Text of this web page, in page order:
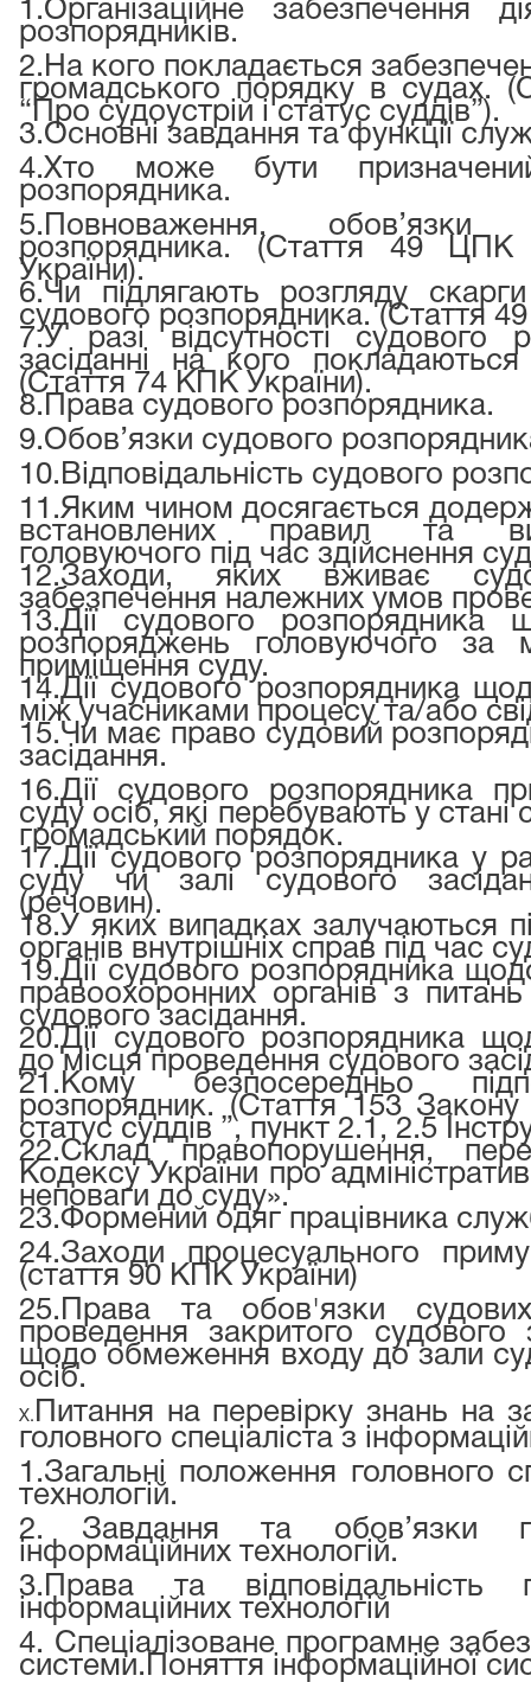
1.Організаційне забезпечення
розпорядників.
2. На кого покладається
громадського порядку в судах.
“Про судоустрій і статус суддів”).
3.Основні завдання та функції
4.Хто може бути
розпорядника.
5. Повноваження,
розпорядника. (Стаття 49
України).
6.Чи підлягають розгляду
судового розпорядника. (Стаття
7.У разі відсутності судового
засіданні на кого
(Стаття 74 КПК України).
8. Права судового розпорядника.
9.Обов’язки судового
10. Відповідальність судового
11.Яким чином досягається
встановлених правил та
головуючого під час здійснення
12.Заходи, яких вживає
забезпечення належних умов
13.Дії судового розпорядника
розпоряджень головуючого за
приміщення суду.
14.Дії судового розпорядника
між учасниками процесу та/або
15.Чи має право судовий
засідання.
16.Дії судового розпорядника
суду осіб, які перебувають у
громадський порядок.
17.Дії судового розпорядника у
суду чи залі судового
(речовин).
18.У яких випадках залучаються
органів внутрішніх справ під час
19.Дії судового розпорядника
правоохоронних органів з
судового засідання.
20.Дії судового розпорядника
до місця проведення судового
21. Кому безпосередньо
розпорядник. (Стаття 153 Закону
статус суддів ”, пункт 2.1, 2.5
22.Склад правопорушення,
Кодексу України про
неповаги до суду».
23.Формений одяг працівника
24.Заходи процесуального
(стаття 90 КПК України)
25. Права та обов'язки
проведення закритого судового
щодо обмеження входу до зали
осіб.
X.
Питання на перевірку знань на
головного спеціаліста з
1.Загальні положення головного
технологій.
2.
Завдання та обов’язки
інформаційних технологій.
3. Права та відповідальність
інформаційних технологій
4. Спеціалізоване програмне
системи. Поняття інформаційної